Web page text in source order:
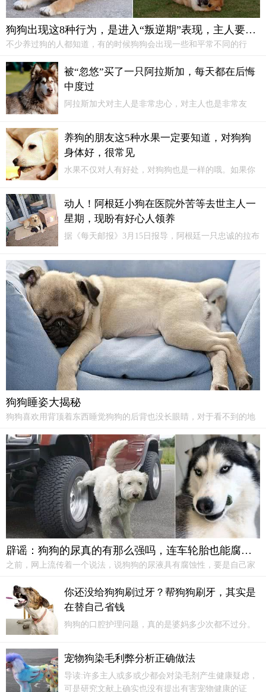
狗狗出现这8种行为，是进入“叛逆期”表现，主人要懂得及时应对
不少养过狗的人都知道，有的时候狗狗会出现一些和平常不同的行
期，在叛逆期的狗狗会有哪些表现呢，主人要清楚知道，能够及时训
练，不让这类叛逆期延长，影响主人与狗狗的生活。
被“忽悠”买了一只阿拉斯加，每天都在后悔
中度过
阿拉斯加犬对主人是非常忠心，对主人也是非常友
一定要思考清楚，千万不要因为被忽悠而买阿拉斯加
犬，不然你每天都会在后悔中度过。一、拆家胜过哈
士奇阿拉斯加拆家能力胜过哈士奇...
养狗的朋友这5种水果一定要知道，对狗狗
身体好，很常见
水果不仅对人有好处，对狗狗也是一样的哦。如果你
里很常见，但是对狗狗身体好，你有给狗狗喂食过
吗？水果1、橘子橘子当中富含有丰富的维他命c，对
于狗狗来说，能够及时的给它补充体力，还能够有效
的帮助它消化！
动人！阿根廷小狗在医院外苦等去世主人一
星期，现盼有好心人领养
据《每天邮报》3月15日报导，阿根廷一只忠诚的拉布
不知它的主人已经过世了。拉布拉多犬是我们最好的
朋友中最忠诚的，也是最受欢迎的支持犬之一。他们
通常被部署在战区作为救援犬和盲人导盲犬。
狗狗睡姿大揭秘
狗狗喜欢用背顶着东西睡觉狗狗的后背也没长眼睛，对于看不到的地
能够在危险的时候做出第一反应。狗狗喜欢在桌子底下或狭窄的空间
睡觉许多狗狗都喜欢在桌子下面睡觉...
辟谣：狗狗的尿真的有那么强吗，连车轮胎也能腐蚀？
之前，网上流传着一个说法，说狗狗的尿液具有腐蚀性，要是自己家
消息一时间惶恐了很多的车主，因为自己也不可能24小时全天盯着自
己的车，说不定狗狗趁自己不在的时候就往车上撒尿了呢！
你还没给狗狗刷过牙？帮狗狗刷牙，其实是
在替自己省钱
狗狗的口腔护理问题，真的是婆妈多少次都不过分。
老了的时候才能更健康，不用你再操劳它牙齿问题，
自然省下不少心。一、为什么要给狗狗刷牙？如果主
人愿意花时间给狗狗刷牙，从长远来看，是帮主人省
钱的好办法。
宠物狗染毛利弊分析正确做法
导读:许多主人或多或少都会对染毛剂产生健康疑虑，
可是研究文献上确实也没有提出有害宠物健康的证